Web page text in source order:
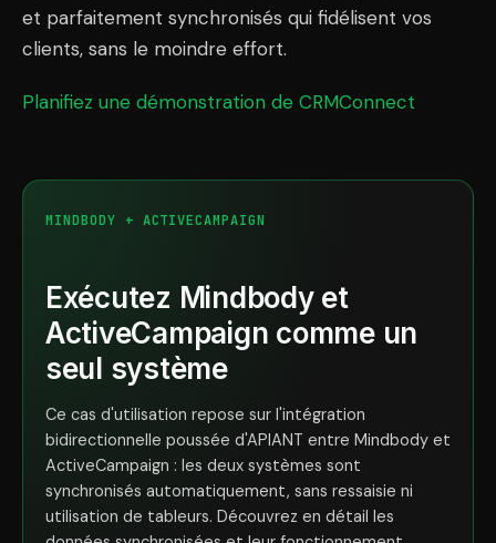
et parfaitement synchronisés qui fidélisent vos
clients, sans le moindre effort.
Planifiez une démonstration de CRMConnect
MINDBODY + ACTIVECAMPAIGN
Exécutez Mindbody et
ActiveCampaign comme un
seul système
Ce cas d'utilisation repose sur l'intégration
bidirectionnelle poussée d'APIANT entre Mindbody et
ActiveCampaign : les deux systèmes sont
synchronisés automatiquement, sans ressaisie ni
utilisation de tableurs. Découvrez en détail les